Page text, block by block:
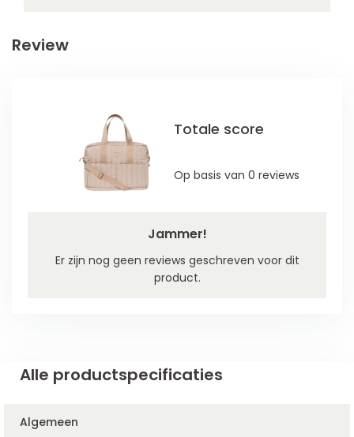
Review
Jammer!
Er zijn nog geen reviews geschreven voor dit
product.
Totale score
Op basis van 0 reviews
Alle productspecificaties
Algemeen